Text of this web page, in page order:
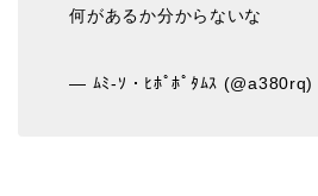
何があるか分からないな
— ﾑﾐ-ｿ・ﾋﾎﾟﾎﾟﾀﾑｽ (@a380rq)